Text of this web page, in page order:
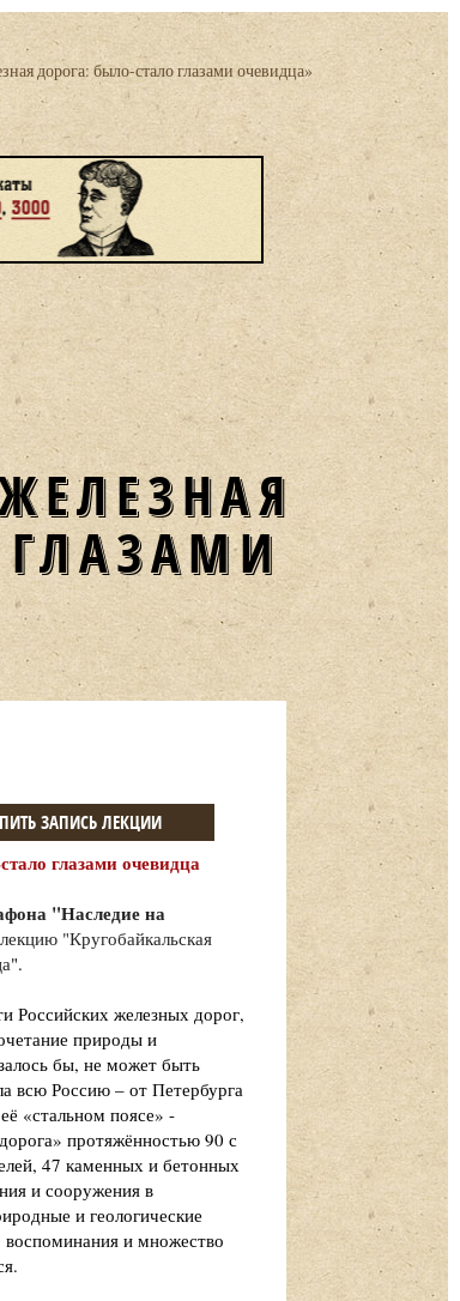
дорога: было-стало глазами очевидца»
ЗАПИСЬ ЛЕКЦИИ
глазами очевидца
"Наследие на
"Кругобайкальская
".
Российских железных дорог,
природы и
бы, не может быть
всю Россию – от Петербурга
«стальном поясе» -
протяжённостью 90 с
47 каменных и бетонных
и сооружения в
и геологические
и множество